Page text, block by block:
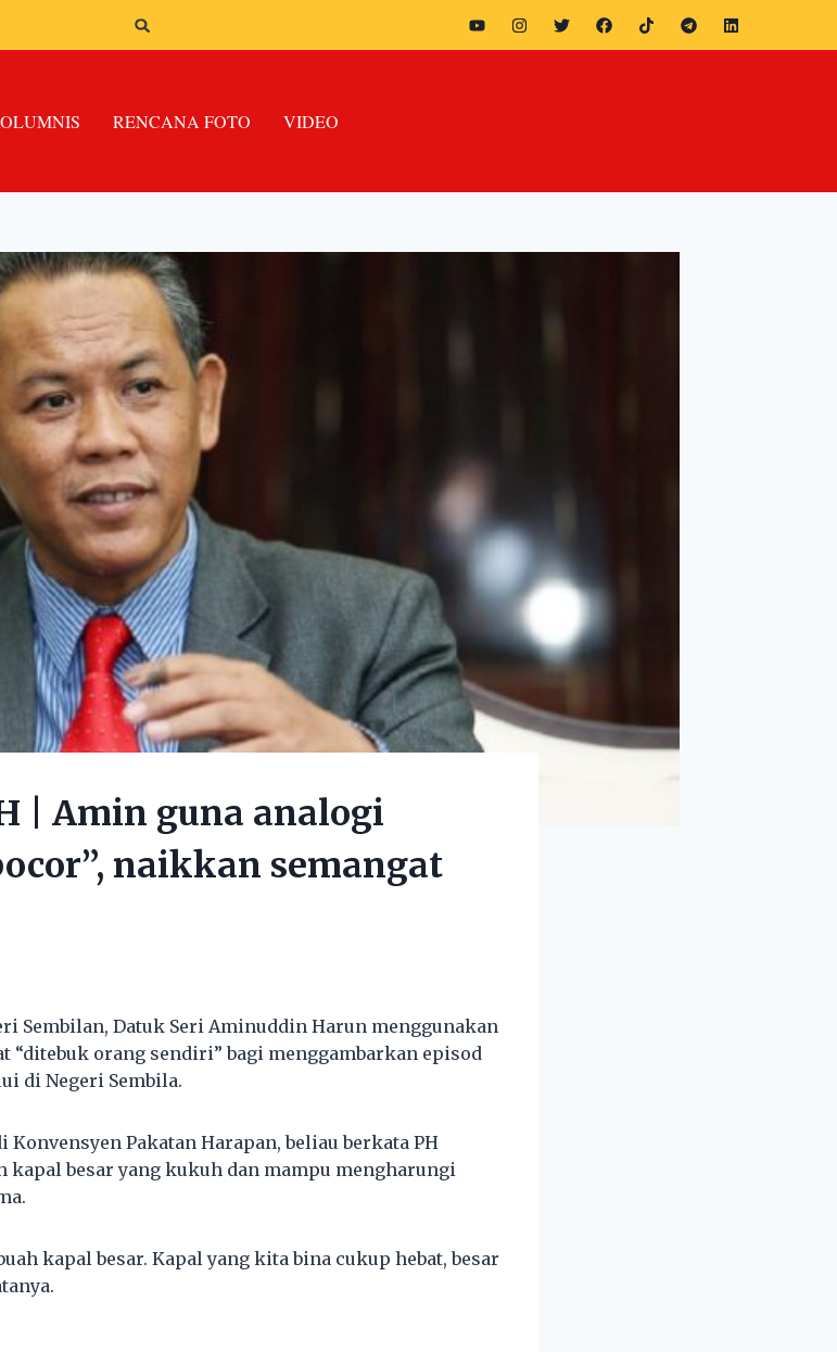
RENCANA FOTO VIDEO
| Amin guna analogi
naikkan semangat
Sembilan, Datuk Seri Aminuddin Harun menggunakan
“ditebuk orang sendiri” bagi menggambarkan episod
di Negeri Sembila.
Konvensyen Pakatan Harapan, beliau berkata PH
kapal besar yang kukuh dan mampu mengharungi
kapal besar. Kapal yang kita bina cukup hebat, besar